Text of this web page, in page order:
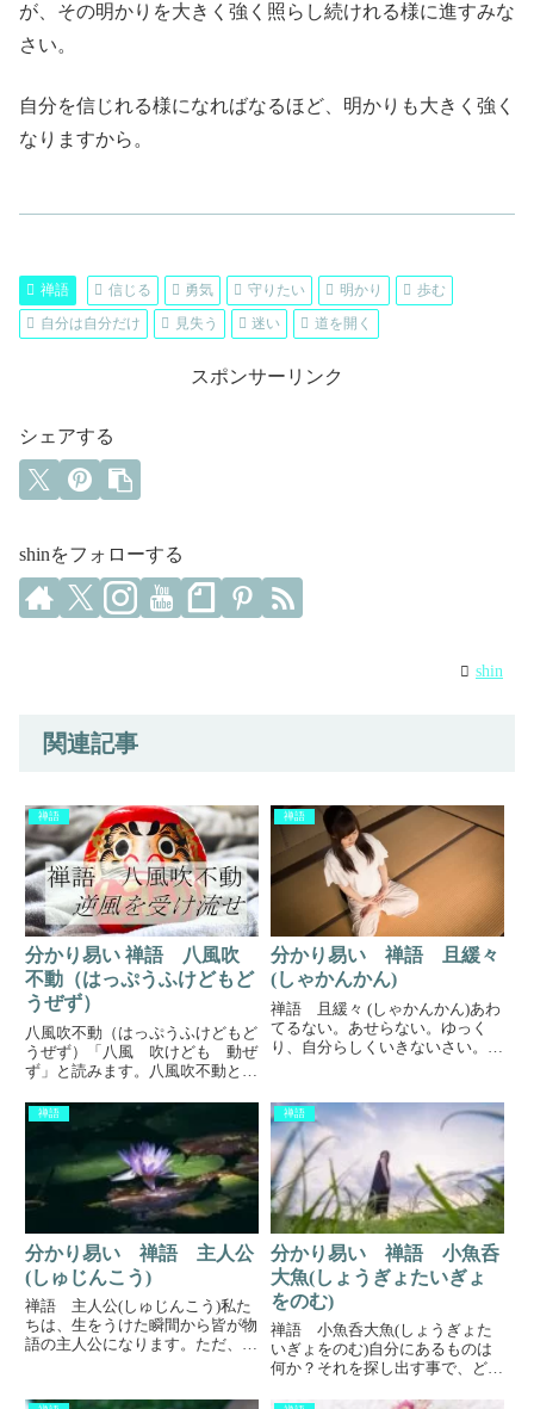
が、その明かりを大きく強く照らし続けれる様に進すみな
さい。
自分を信じれる様になればなるほど、明かりも大きく強く
なりますから。
禅語 信じる 勇気 守りたい 明かり
歩む
自分は自分だけ
見失う 迷い 道を開く
スポンサーリンク
シェアする
shinをフォローする
shin
関連記事
禅語
分かり易い 禅語 八風吹
不動（はっぷうふけどもど
うぜず）
八風吹不動（はっぷうふけどもど
うぜず）「八風 吹けども 動ぜ
ず」と読みます。八風吹不動と
いう訳ではありません。強い逆風
にさらされたとしても、成功して
追い風が吹いたとしても、だるま
さんの様に自分を見失わず、驕っ
た...
禅語
分かり易い 禅語 且緩々
(しゃかんかん)
禅語 且緩々 (しゃかんかん)あわ
てるない。あせらない。ゆっく
り、自分らしくいきないさい。二
に満足するか。あれこれ取り組ん
で結果が出ないなら、まずは、自
分の好きな事一つに絞りやって...
禅語
分かり易い 禅語 主人公
(しゅじんこう)
禅語 主人公(しゅじんこう)私た
ちは、生をうけた瞬間から皆が物
語の主人公になります。ただ、生
語のわき役になってしまう時があ
禅語
分かり易い 禅語 小魚呑
大魚(しょうぎょたいぎょ
をのむ)
禅語 小魚呑大魚(しょうぎょた
いぎょをのむ)自分にあるものは
何か？それを探し出す事で、どん